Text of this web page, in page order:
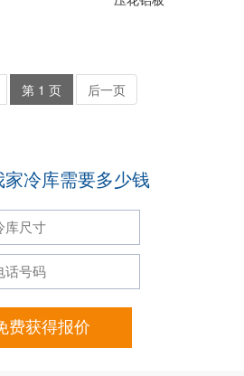
第 1 页 后一页
冷库需要多少钱
费获得报价